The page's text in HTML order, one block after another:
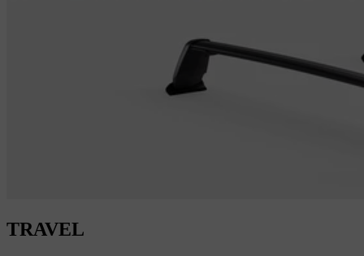
TRAVEL